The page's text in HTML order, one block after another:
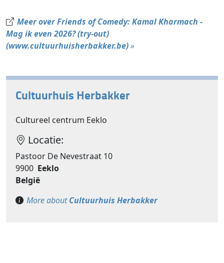
Meer over Friends of Comedy: Kamal Kharmach -
Mag ik even 2026? (try-out)
(www.cultuurhuisherbakker.be)»
Cultuurhuis Herbakker
Cultureel centrum Eeklo
Locatie:
Pastoor De Nevestraat 10
9900 Eeklo
België
More aboutCultuurhuis Herbakker